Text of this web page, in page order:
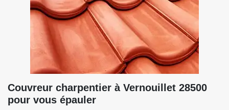
Couvreur charpentier à Vernouillet 28500
pour vous épauler